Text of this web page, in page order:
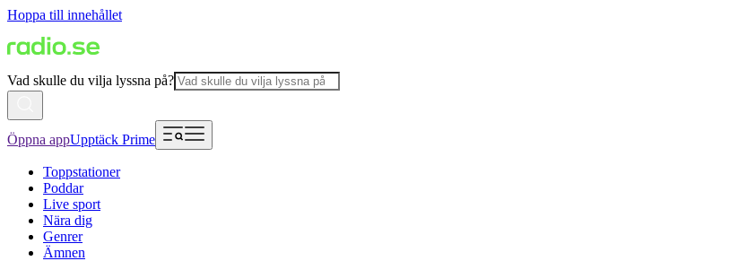
Hoppa till innehållet
Vad skulle du vilja lyssna på?
Öppna appUpptäck Prime
Toppstationer
Poddar
Live sport
Nära dig
Genrer
Ämnen